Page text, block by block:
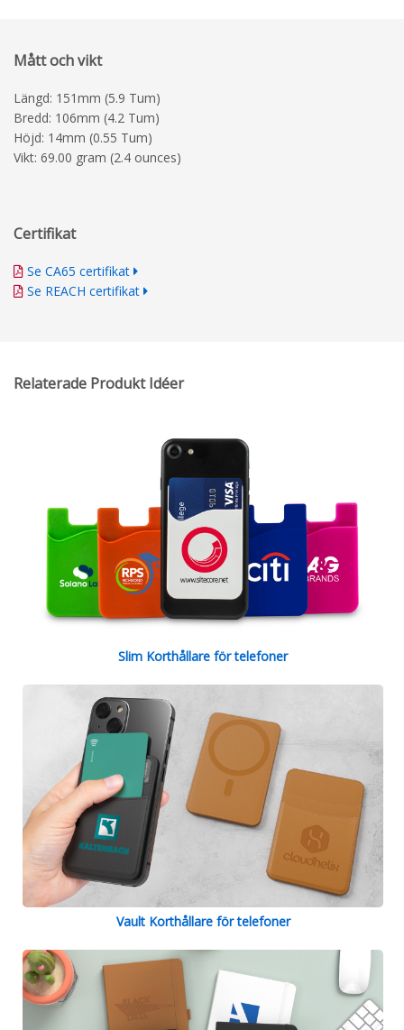
Mått och vikt
Längd: 151mm (5.9 Tum)
Bredd: 106mm (4.2 Tum)
Höjd: 14mm (0.55 Tum)
Vikt: 69.00 gram (2.4 ounces)
Certifikat
Se CA65 certifikat
Se REACH certifikat
Relaterade Produkt Idéer
Slim Korthållare för telefoner
Vault Korthållare för telefoner